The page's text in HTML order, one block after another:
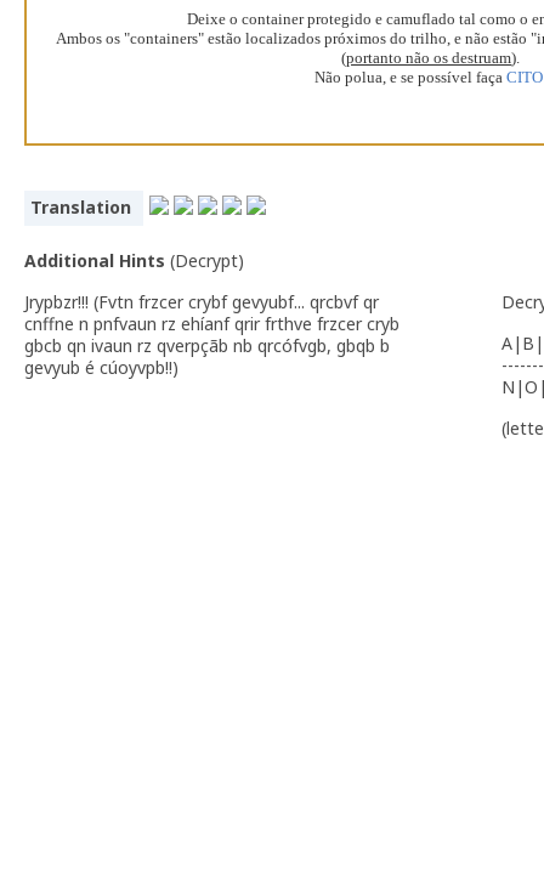
Deixe o container protegido e camuflado tal como o
Ambos os "containers" estão localizados próximos do trilho, e não estão
(portanto não os destruam).
Não polua, e se possível faça CITO
Translation
Additional Hints (Decrypt)
Jrypbzr!!! (Fvtn frzcer crybf gevyubf... qrcbvf qr
cnffne n pnfvaun rz ehíanf qrir frthve frzcer cryb
gbcb qn ivaun rz qverpçãb nb qrcófvgb, gbqb b
gevyub é cúoyvpb!!)